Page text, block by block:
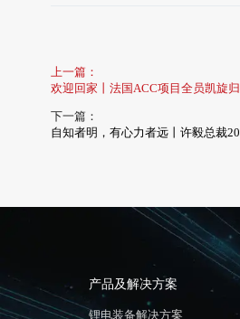
上一篇：
欢迎回家丨法国ACC项目全员凯旋
下一篇：
自知者明，有心力者远丨许毅总裁
产品及解决方案
锂电装备解决方案